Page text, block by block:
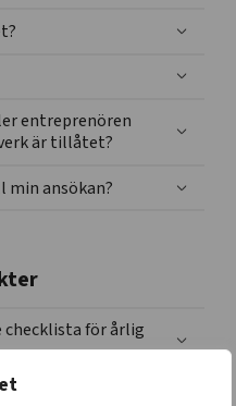
entreprenören
är tillåtet?
ansökan?
checklista för årlig